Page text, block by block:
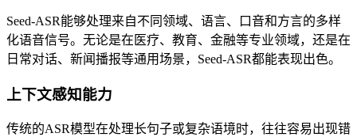
Seed-ASR能够处理来自不同领域、语言、口音和方言的多样
化语音信号。无论是在医疗、教育、金融等专业领域，还是在
日常对话、新闻播报等通用场景，Seed-ASR都能表现出色。
上下文感知能力
传统的ASR模型在处理长句子或复杂语境时，往往容易出现错